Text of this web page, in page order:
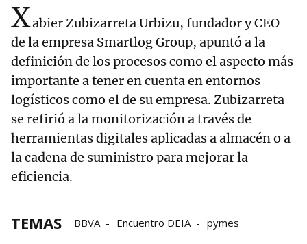
Xabier Zubizarreta Urbizu, fundador y CEO
de la empresa Smartlog Group, apuntó a la
definición de los procesos como el aspecto más
importante a tener en cuenta en entornos
logísticos como el de su empresa. Zubizarreta
se refirió a la monitorización a través de
herramientas digitales aplicadas a almacén o a
la cadena de suministro para mejorar la
eficiencia.
TEMAS BBVA Encuentro DEIA pymes